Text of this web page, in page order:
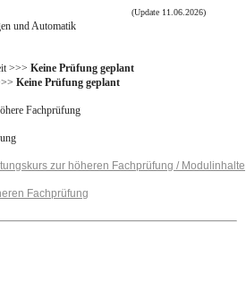
(Update 11.06.2026)
Schaltanlagen und Automatik
>>> Keine Prüfung geplant
Keine Prüfung geplant
Fachprüfung
zur höheren Fachprüfung / Modulinhalte
Fachprüfung